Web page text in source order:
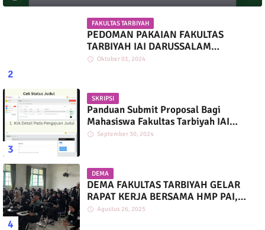
FAKULTAS TARBIYAH
PEDOMAN PAKAIAN FAKULTAS
TARBIYAH IAI DARUSSALAM
MARTAPURA
Oktober 01, 2024
SKRIPSI
Panduan Submit Proposal Bagi
Mahasiswa Fakultas Tarbiyah IAI
Darussalam
September 30, 2024
DEMA
DEMA FAKULTAS TARBIYAH GELAR
RAPAT KERJA BERSAMA HMP PAI,
PGMI, DAN PIAUD
Agustus 26, 2025